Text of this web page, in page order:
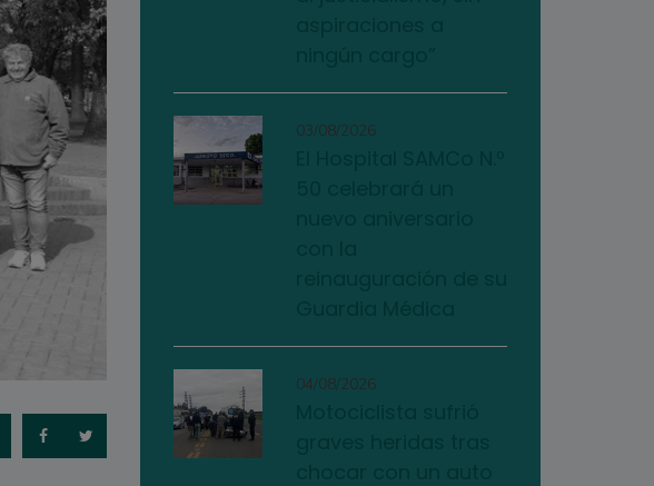
03/08/2026
04/08/2026